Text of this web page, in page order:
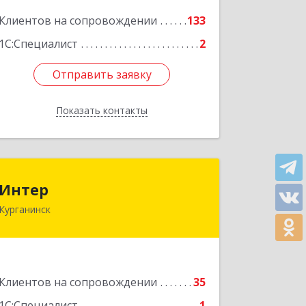
Клиентов на сопровождении
133
1С:Специалист
2
Отправить заявку
Показать контакты
Подробнее
Отправить заявку
Назад
Интер
Курганинск
Клиентов на сопровождении
35
352430, Краснодарский край,
Подробнее